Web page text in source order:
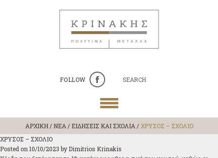
FOLLOW SEARCH
ΑΡΧΙΚΗ/ ΝΕΑ / ΕΙΔΗΣΕΙΣ ΚΑΙ ΣΧΟΛΙΑ /ΧΡΥΣΟΣ – ΣΧΟΛΙΟ
ΧΡΥΣΟΣ – ΣΧΟΛΙΟ
Posted on 10/10/2023 by Dimitrios Krinakis